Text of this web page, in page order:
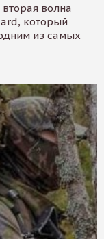
волна
который
из самых